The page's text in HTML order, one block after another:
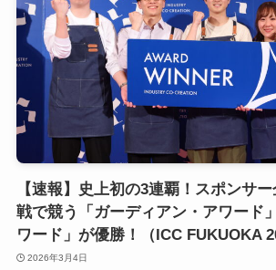
【速報】史上初の3連覇！スポンサ
戦で競う「ガーディアン・アワード
ワード」が優勝！（ICC FUKUOKA
2026年3月4日